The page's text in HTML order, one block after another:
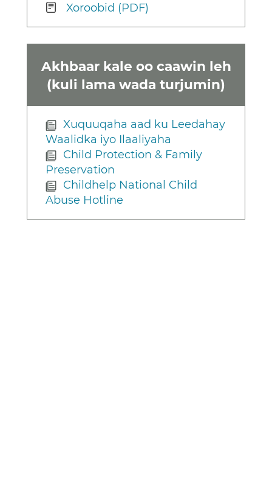
Xoroobid (PDF)
Akhbaar kale oo caawin leh
(kuli lama wada turjumin)
Xuquuqaha aad ku Leedahay
Waalidka iyo Ilaaliyaha
Child Protection & Family
Preservation
Childhelp National Child
Abuse Hotline